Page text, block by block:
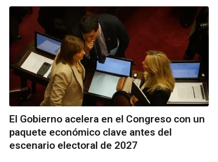
El Gobierno acelera en el Congreso con un
paquete económico clave antes del
escenario electoral de 2027